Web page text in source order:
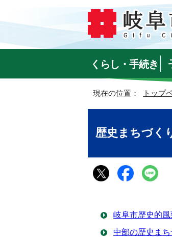
くらし・手続き
現在の位置： トップ
歴史まちづく
岐阜市歴史的
中部の歴史まち